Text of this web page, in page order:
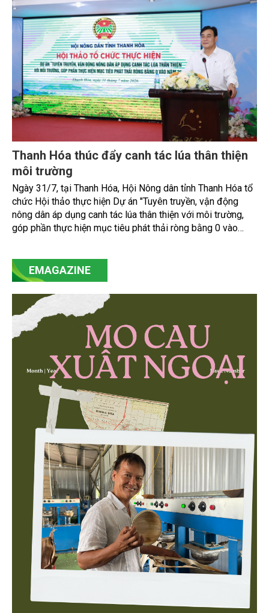
Thanh Hóa thúc đẩy canh tác lúa thân thiện
môi trường
Ngày 31/7, tại Thanh Hóa, Hội Nông dân tỉnh Thanh Hóa tổ
chức Hội thảo thực hiện Dự án "Tuyên truyền, vận động
nông dân áp dụng canh tác lúa thân thiện với môi trường,
góp phần thực hiện mục tiêu phát thải ròng bằng 0 vào
nghiên cứu, doanh nghiệp, hợp tác xã và nông dân đang
trực tiếp triển khai mô hình sản xuất lúa phát thải thấp.
EMAGAZINE